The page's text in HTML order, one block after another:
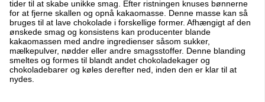
tider til at skabe unikke smag. Efter ristningen knuses bønnerne
for at fjerne skallen og opnå kakaomasse. Denne masse kan så
bruges til at lave chokolade i forskellige former. Afhængigt af den
ønskede smag og konsistens kan producenter blande
kakaomassen med andre ingredienser såsom sukker,
mælkepulver, nødder eller andre smagsstoffer. Denne blanding
smeltes og formes til blandt andet chokoladekager og
chokoladebarer og køles derefter ned, inden den er klar til at
nydes.